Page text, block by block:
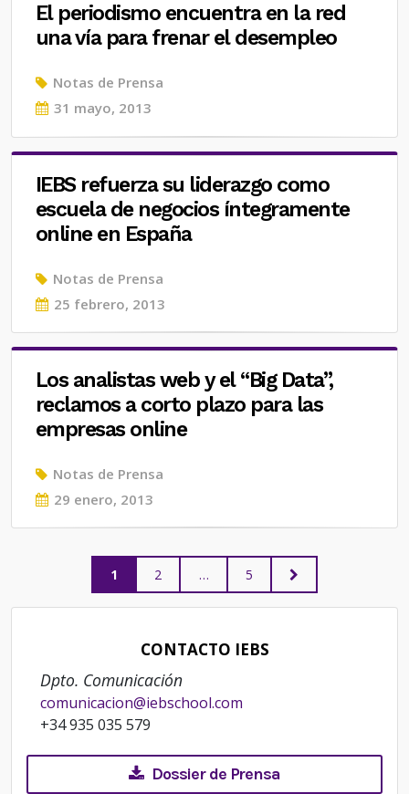
El periodismo encuentra en la red
una vía para frenar el desempleo
Notas de Prensa
Posted
31 mayo, 2013
IEBS refuerza su liderazgo como
escuela de negocios íntegramente
online en España
Notas de Prensa
Posted
25 febrero, 2013
Los analistas web y el “Big Data”,
reclamos a corto plazo para las
empresas online
Notas de Prensa
Posted
29 enero, 2013
Paginación
de
entradas
PAGE
1 PAGE
2 … PAGE
5
NEXT
PAGE
CONTACTO IEBS
Dpto. Comunicación
comunicacion@iebschool.com
+34 935 035 579
Dossier de Prensa